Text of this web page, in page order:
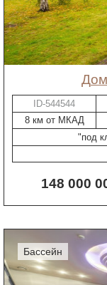
ID-544544
8 км от МКАД
"под
148 000
бассейн